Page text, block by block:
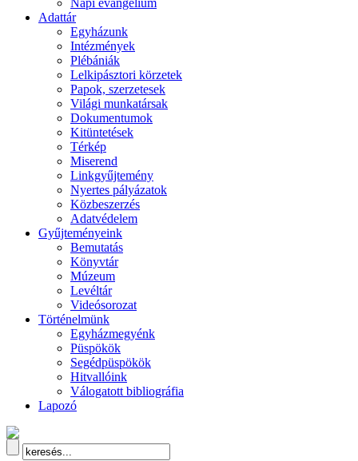
Napi evangélium
Adattár
Egyházunk
Intézmények
Plébániák
Lelkipásztori körzetek
Papok, szerzetesek
Világi munkatársak
Dokumentumok
Kitüntetések
Térkép
Miserend
Linkgyűjtemény
Nyertes pályázatok
Közbeszerzés
Adatvédelem
Gyűjteményeink
Bemutatás
Könyvtár
Múzeum
Levéltár
Videósorozat
Történelmünk
Egyházmegyénk
Püspökök
Segédpüspökök
Hitvallóink
Válogatott bibliográfia
Lapozó